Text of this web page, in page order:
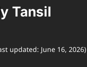
Tansil
updated: June 16, 2026)